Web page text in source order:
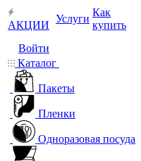
АКЦИИ
Услуги
Как
купить
Войти
Каталог
Пакеты
Пленки
Одноразовая посуда